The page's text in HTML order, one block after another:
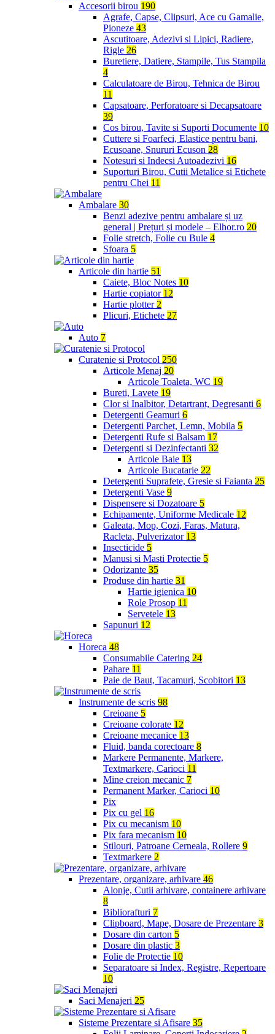
Accesorii birou 190
Agrafe, Capse, Clipsuri, Ace cu Gamalie,
Pioneze 43
Ascutitoare, Adezivi si Lipici, Radiere,
Rigle 26
Buretiere, Datiere, Stampile, Tus Stampila
4
Calculatoare de Birou, Tehnica de Birou
11
Capsatoare, Perforatoare si Decapsatoare
39
Cos birou, Tavite si Suporti Documente 10
Cuttere si Foarfeci, Elastice pentru bani,
Ecusoane, Snururi Ecuson 28
Notesuri si Indecsi Autoadezivi 16
Suporturi Birou, Cutii Metalice si Etichete
pentru Chei 11
Ambalare 30
Benzi adezive pentru ambalare și uz
general | Prețuri și modele – Elhor.ro 20
Folie stretch, Folie cu Bule 4
Sfoara 5
Articole din hartie 51
Caiete, Bloc Notes 10
Hartie copiator 12
Hartie plotter 2
Plicuri, Etichete 27
Auto 7
Curatenie si Protocol 250
Articole Menaj 20
Articole Toaleta, WC 19
Bureti, Lavete 19
Clor si Inalbitor, Detartrant, Degresanti 6
Detergenti Geamuri 6
Detergenti Parchet, Lemn, Mobila 5
Detergenti Rufe si Balsam 17
Detergenti si Dezinfectanti 32
Articole Baie 13
Articole Bucatarie 22
Detergenti Suprafete, Gresie si Faianta 25
Detergenti Vase 9
Dispensere si Dozatoare 5
Echipamente, Uniforme Medicale 12
Galeata, Mop, Cozi, Faras, Matura,
Racleta, Pulverizator 13
Insecticide 5
Manusi si Masti Protectie 5
Odorizante 35
Produse din hartie 31
Hartie igienica 10
Role Prosop 11
Servetele 13
Sapunuri 12
Horeca 48
Consumabile Catering 24
Pahare 11
Paie de Baut, Tacamuri, Scobitori 13
Instrumente de scris 98
Creioane 5
Creioane colorate 12
Creioane mecanice 13
Fluid, banda corectoare 8
Markere Permanente, Markere,
Textmarkere, Carioci 11
Mine creion mecanic 7
Permanent Marker, Carioci 10
Pix
Pix cu gel 16
Pix cu mecanism 10
Pix fara mecanism 10
Stilouri, Patroane Cerneala, Rollere 9
Textmarkere 2
Prezentare, organizare, arhivare 46
Alonje, Cutii arhivare, containere arhivare
8
Bibliorafturi 7
Clipboard, Mape, Dosare de Prezentare 3
Dosare din carton 5
Dosare din plastic 3
Folie de Protectie 10
Separatoare si Index, Registre, Repertoare
10
Saci Menajeri 25
Sisteme Prezentare si Afisare 35